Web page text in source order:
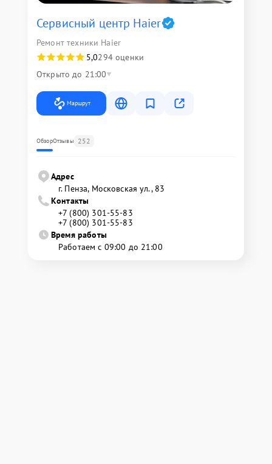
Сервисный центр Haier
Ремонт техники Haier
5,0294 оценки
Открыто до 21:00
Маршрут
ОбзорОтзывы 252
Адрес
г. Пенза, Московская ул., 83
Контакты
+7 (800) 301-55-83
+7 (800) 301-55-83
Время работы
Работаем с 09:00 до 21:00